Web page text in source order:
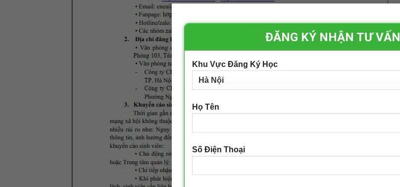
ĐĂNG KÝ NHẬN TƯ VẤN
Khu Vực Đăng Ký Học
Họ Tên
Số Điện Thoại